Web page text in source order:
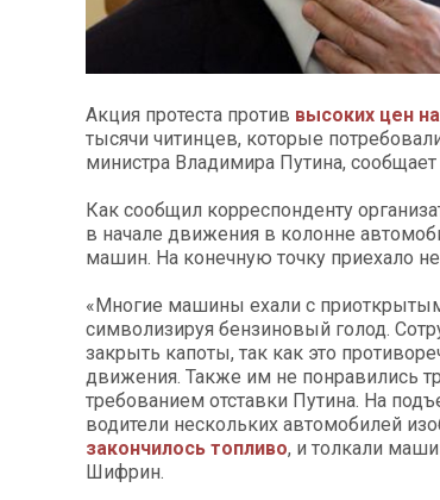
Акция протеста против высоких цен
тысячи читинцев, которые
министра Владимира Путина, сообщает
Как сообщил корреспонденту
в начале движения в колонне
машин. На конечную точку приехало
«Многие машины ехали с
символизируя бензиновый голод.
закрыть капоты, так как это
движения. Также им не понравились
требованием отставки Путина. На
водители нескольких автомобилей
закончилось топливо, и толкали
Шифрин.